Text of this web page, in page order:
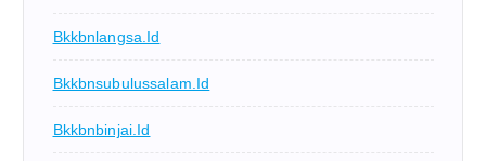
Bkkbnlangsa.id
Bkkbnsubulussalam.id
Bkkbnbinjai.id